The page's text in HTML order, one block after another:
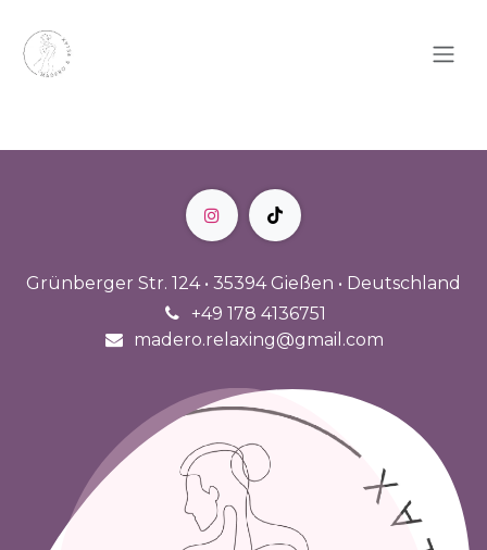
Grünberger Str. 124 • 35394 Gießen • Deutschland
+49 178 4136751
madero.relaxing@gmail.com